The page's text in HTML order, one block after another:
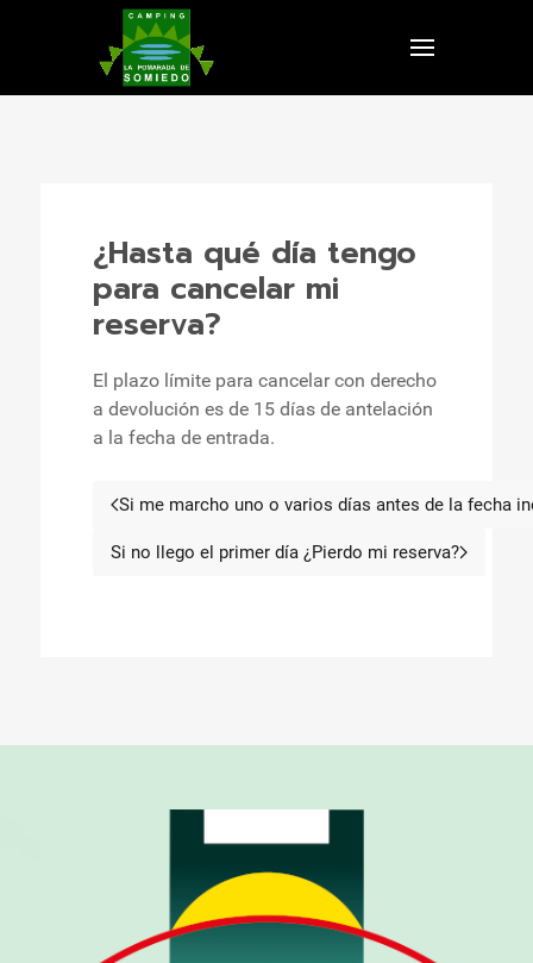
¿Hasta qué día tengo
para cancelar mi
reserva?
El plazo límite para cancelar con derecho
a devolución es de 15 días de antelación
a la fecha de entrada.
Si me marcho uno o varios días antes de la fecha
Artículo siguiente: Si no llego
Si no llego el primer día ¿Pierdo mi reserva?